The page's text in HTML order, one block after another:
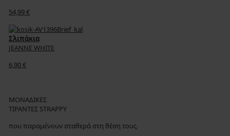
54,99 €
Σλιπάκια
JEANNE WHITE
6,90 €
ΜΟΝΑΔΙΚΕΣ
ΤΙΡΑΝΤΕΣ STRAPPY
που παραμένουν σταθερά στη θέση τους.